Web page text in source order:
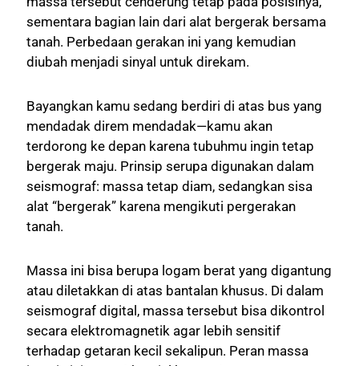
sementara bagian lain dari alat bergerak bersama
tanah. Perbedaan gerakan ini yang kemudian
diubah menjadi sinyal untuk direkam.
Bayangkan kamu sedang berdiri di atas bus yang
mendadak direm mendadak—kamu akan
terdorong ke depan karena tubuhmu ingin tetap
bergerak maju. Prinsip serupa digunakan dalam
seismograf: massa tetap diam, sedangkan sisa
alat “bergerak” karena mengikuti pergerakan
tanah.
Massa ini bisa berupa logam berat yang digantung
atau diletakkan di atas bantalan khusus. Di dalam
seismograf digital, massa tersebut bisa dikontrol
secara elektromagnetik agar lebih sensitif
terhadap getaran kecil sekalipun. Peran massa